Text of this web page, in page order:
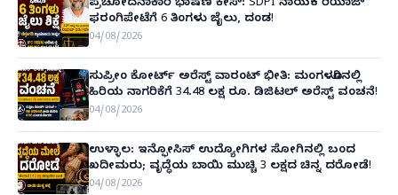
ಪ್ರಚೋದನಾಕಾರಿ ಭಾಷಣ ಕೇಸ್: SDPI ನಾಯಕ ರಿಯಾಜ್
ಫರಂಗಿಪೇಟೆಗೆ 6 ತಿಂಗಳು ಜೈಲು, ದಂಡ!
04/08/2026
ಸುಪ್ರೀಂ ಕೋರ್ಟ್ ಅರೆಸ್ಟ್ ವಾರಂಟ್ ಭೀತಿ: ಮಂಗಳೂರಿನಲ್ಲಿ
ಹಿರಿಯ ನಾಗರಿಕೆಗೆ 34.48 ಲಕ್ಷ ರೂ. ಡಿಜಿಟಲ್ ಅರೆಸ್ಟ್ ವಂಚನೆ!
04/08/2026
ಉಳ್ಳಾಲ: ಇನ್ಫೋಸಿಸ್ ಉದ್ಯೋಗಿಗಳ ಸೋಗಿನಲ್ಲಿ ಬಂದ
ಖದೀಮರು; ವೃದ್ಧೆಯ ಬಾಯಿ ಮುಚ್ಚಿ 3 ಲಕ್ಷದ ಚಿನ್ನ ದರೋಡೆ!
04/08/2026